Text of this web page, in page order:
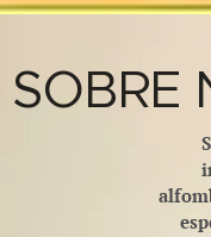
SOBRE